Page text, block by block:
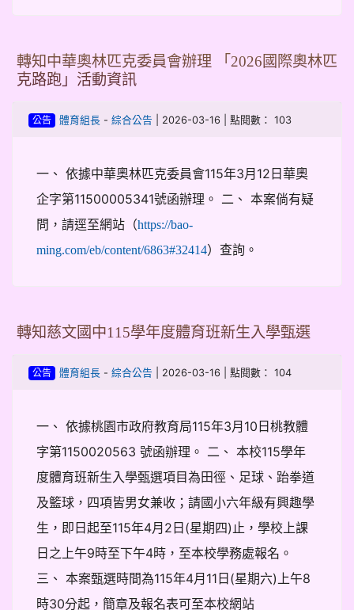
轉知中華奧林匹克委員會辦理 「2026國際奧林匹
克路跑」活動資訊
公告 體育組長- 綜合公告 | 2026-03-16 | 點閱數： 103
一、 依據中華奧林匹克委員會115年3月12日華奧
企字第11500005341號函辦理。 二、 本案倘有疑
問，請逕至網站（https://bao-
ming.com/eb/content/6863#32414）查詢。
轉知慈文國中115學年度體育班新生入學甄選
公告 體育組長- 綜合公告 | 2026-03-16 | 點閱數： 104
一、 依據桃園市政府教育局115年3月10日桃教體
字第1150020563 號函辦理。 二、 本校115學年
度體育班新生入學甄選項目為田徑、足球、跆拳道
及籃球，四項皆男女兼收；請國小六年級有興趣學
生，即日起至115年4月2日(星期四)止，學校上課
日之上午9時至下午4時，至本校學務處報名。
三、 本案甄選時間為115年4月11日(星期六)上午8
時30分起，簡章及報名表可至本校網站